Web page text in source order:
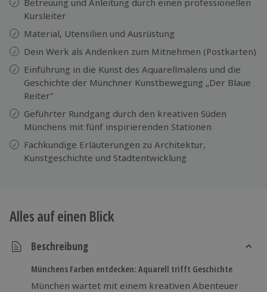
Kursleiter
Material, Utensilien und Ausrüstung
Dein Werk als Andenken zum Mitnehmen (Postkarten)
Einführung in die Kunst des Aquarellmalens und die
Geschichte der Münchner Kunstbewegung „Der Blaue
Reiter“
Geführter Rundgang durch den kreativen Süden
Münchens mit fünf inspirierenden Stationen
Fachkundige Erläuterungen zu Architektur,
Kunstgeschichte und Stadtentwicklung
Alles auf einen Blick
Beschreibung
Münchens Farben entdecken: Aquarell trifft Geschichte
München wartet mit einem kreativen Abenteuer